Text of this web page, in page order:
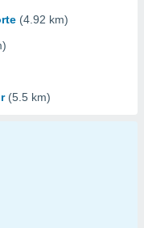
(4.92 km)
(5.5 km)